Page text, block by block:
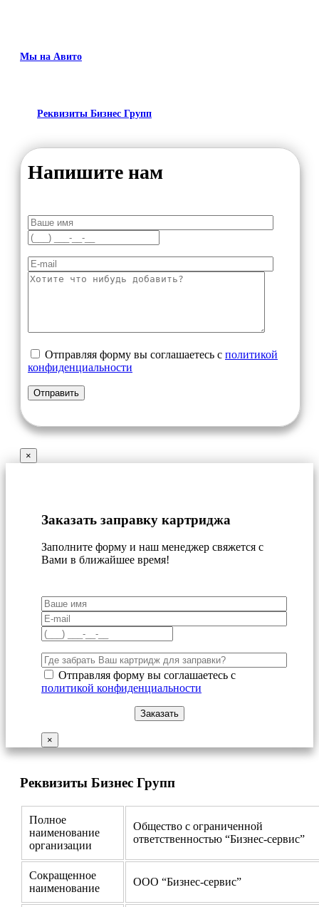
Мы на Авито
Реквизиты Бизнес Групп
Напишите нам
Отправляя форму вы соглашаетесь с политикой
конфиденциальности
×
Заказать заправку картриджа
Заполните форму и наш менеджер свяжется с
Вами в ближайшее время!
Отправляя форму вы соглашаетесь с
политикой конфиденциальности
×
Реквизиты Бизнес Групп
Полное
наименование
организации
Общество с ограниченной
ответственностью “Бизнес-сервис”
Сокращенное
наименование
ООО “Бизнес-сервис”